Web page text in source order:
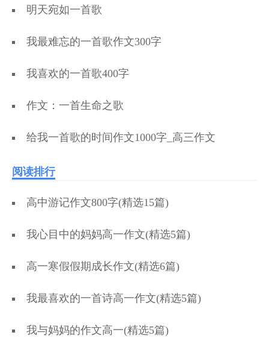
明天宛如一首歌
我最难忘的一首歌作文300字
我喜欢的一首歌400字
作文：一首生命之歌
给我一首歌的时间作文1000字_高三作文
阅读排行
高中游记作文800字(精选15篇)
我心目中的妈妈高一作文(精选5篇)
高一寒假假期成长作文(精选6篇)
我最喜欢的一首诗高一作文(精选5篇)
我与妈妈的作文高一(精选5篇)